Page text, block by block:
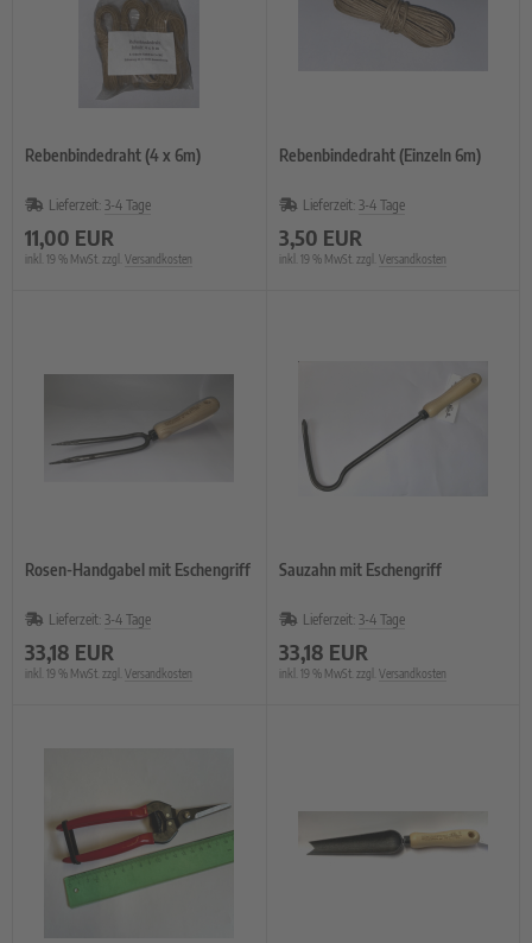
Rebenbindedraht (4 x 6m)
Lieferzeit: 3-4 Tage
11,00 EUR
inkl. 19 % MwSt. zzgl. Versandkosten
Rebenbindedraht (Einzeln 6m)
Lieferzeit: 3-4 Tage
3,50 EUR
inkl. 19 % MwSt. zzgl. Versandkosten
Rosen-Handgabel mit Eschengriff
Lieferzeit: 3-4 Tage
33,18 EUR
inkl. 19 % MwSt. zzgl. Versandkosten
Sauzahn mit Eschengriff
Lieferzeit: 3-4 Tage
33,18 EUR
inkl. 19 % MwSt. zzgl. Versandkosten